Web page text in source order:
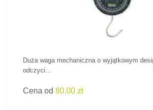
Duża waga mechaniczna o wyjątkowym
odczyci...
Cena od 80.00 zł